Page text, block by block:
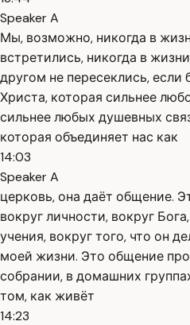
Speaker A
Мы, возможно, никогда в
встретились, никогда в
другом не пересеклись, если
Христа, которая сильнее
сильнее любых душевных
которая объединяет нас как
14:03
Speaker A
церковь, она даёт общение.
вокруг личности, вокруг
учения, вокруг того, что он
моей жизни. Это общение
собрании, в домашних
том, как живёт
14:23